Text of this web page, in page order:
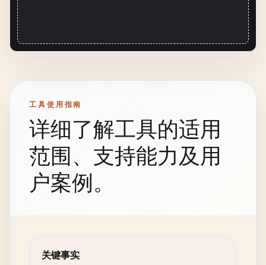
工具使用指南
详细了解工具的适用
范围、支持能力及用
户案例。
关键事实